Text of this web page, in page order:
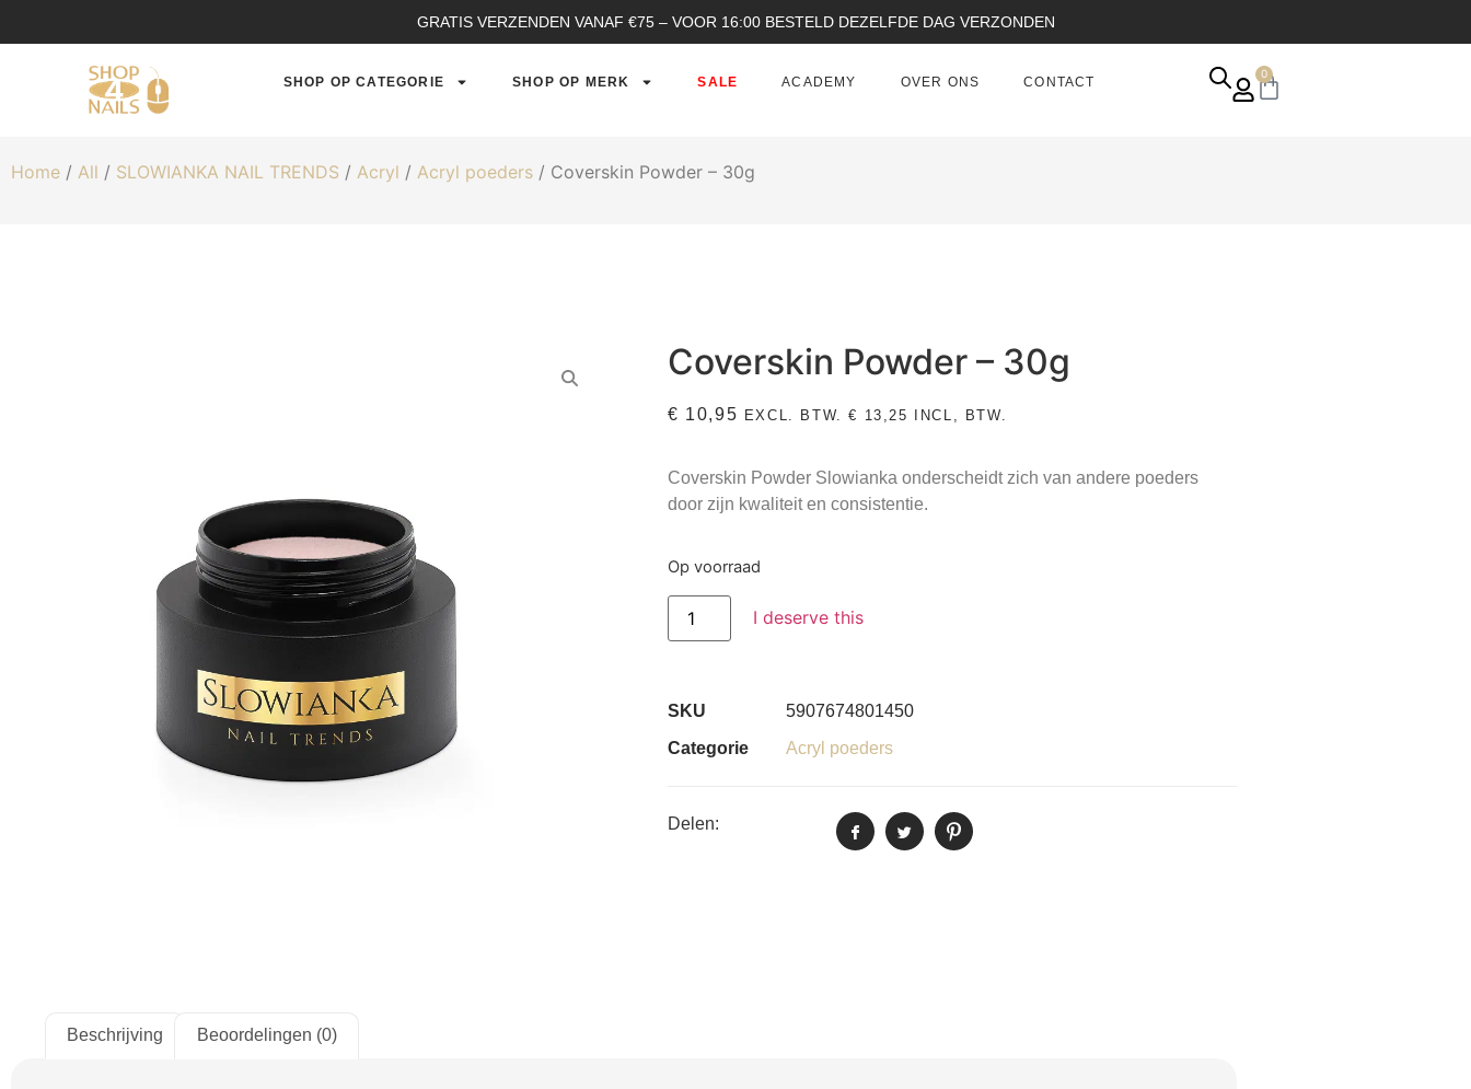
GRATIS VERZENDEN VANAF €75 – VOOR 16:00 BESTELD DEZELFDE DAG VERZONDEN
SHOP OP CATEGORIE SHOP OP MERK SALE ACADEMY OVER ONS CONTACT
0
Home / All / SLOWIANKA NAIL TRENDS / Acryl / Acryl poeders / Coverskin Powder – 30g
Coverskin Powder – 30g
€ 10,95 EXCL. BTW.€ 13,25 INCL, BTW.
Coverskin Powder Slowianka onderscheidt zich van andere poeders
door zijn kwaliteit en consistentie.
Op voorraad
I deserve this
SKU
5907674801450
Categorie
Acryl poeders
Delen:
Beschrijving Beoordelingen (0)